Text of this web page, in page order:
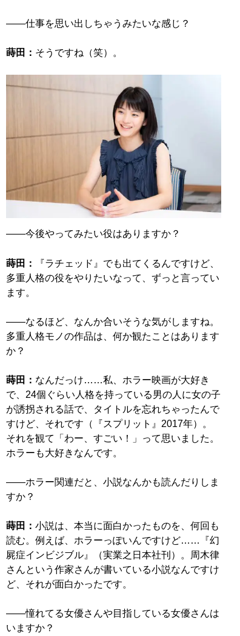
――仕事を思い出しちゃうみたいな感じ？
蒔田： そうですね（笑）。
――今後やってみたい役はありますか？
蒔田：
『ラチェッド』でも出てくるんですけど、
多重人格の役をやりたいなって、ずっと言ってい
ます。
――なるほど、なんか合いそうな気がしますね。
多重人格モノの作品は、何か観たことはあります
か？
蒔田： なんだっけ……私、ホラー映画が大好き
で、24個ぐらい人格を持っている男の人に女の子
が誘拐される話で、タイトルを忘れちゃったんで
すけど、それです（『スプリット』2017年）。
それを観て「わー、すごい！」って思いました。
ホラーも大好きなんです。
――ホラー関連だと、小説なんかも読んだりしま
すか？
蒔田： 小説は、本当に面白かったものを、何回も
読む。例えば、ホラーっぽいんですけど……『幻
屍症インビジブル』（実業之日本社刊）。周木律
さんという作家さんが書いている小説なんですけ
ど、それが面白かったです。
――憧れてる女優さんや目指している女優さんは
いますか？